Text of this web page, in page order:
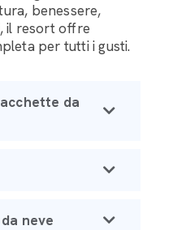
benessere,
il resort offre
per tutti i gusti.
da
neve